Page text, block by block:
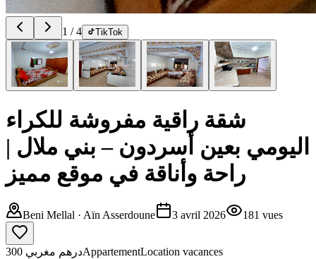
1 /4 TikTok
شقة راقية مفروشة للكراء
اليومي بعين أسردون – بني ملال |
راحة وأناقة في موقع مميز
Beni Mellal · Aïn Asserdoune 3 avril 2026 181 vues
300 درهم مغربيAppartementLocation vacances